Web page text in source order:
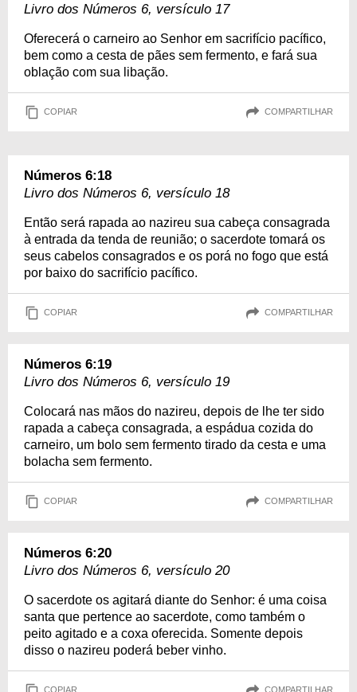
Livro dos Números 6, versículo 17
Oferecerá o carneiro ao Senhor em sacrifício pacífico,
bem como a cesta de pães sem fermento, e fará sua
oblação com sua libação.
COPIAR COMPARTILHAR
Números 6:18
Livro dos Números 6, versículo 18
Então será rapada ao nazireu sua cabeça consagrada
à entrada da tenda de reunião; o sacerdote tomará os
seus cabelos consagrados e os porá no fogo que está
por baixo do sacrifício pacífico.
COPIAR COMPARTILHAR
Números 6:19
Livro dos Números 6, versículo 19
Colocará nas mãos do nazireu, depois de lhe ter sido
rapada a cabeça consagrada, a espádua cozida do
carneiro, um bolo sem fermento tirado da cesta e uma
bolacha sem fermento.
COPIAR COMPARTILHAR
Números 6:20
Livro dos Números 6, versículo 20
O sacerdote os agitará diante do Senhor: é uma coisa
santa que pertence ao sacerdote, como também o
peito agitado e a coxa oferecida. Somente depois
disso o nazireu poderá beber vinho.
COPIAR COMPARTILHAR